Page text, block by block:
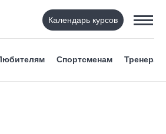
Календарь курсов
Спортсменам Тренерам